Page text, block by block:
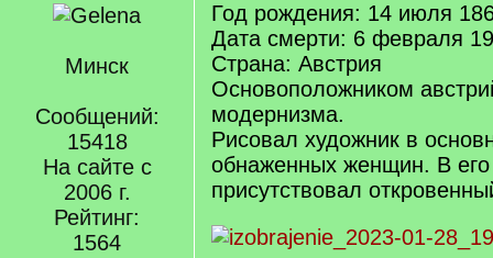
Минск
Сообщений:
15418
На сайте с
2006 г.
Рейтинг:
1564
Год рождения: 14 июля
Дата смерти: 6 февраля
Страна: Австрия
Основоположником
модернизма.
Рисовал художник в
обнаженных женщин. В его
присутствовал